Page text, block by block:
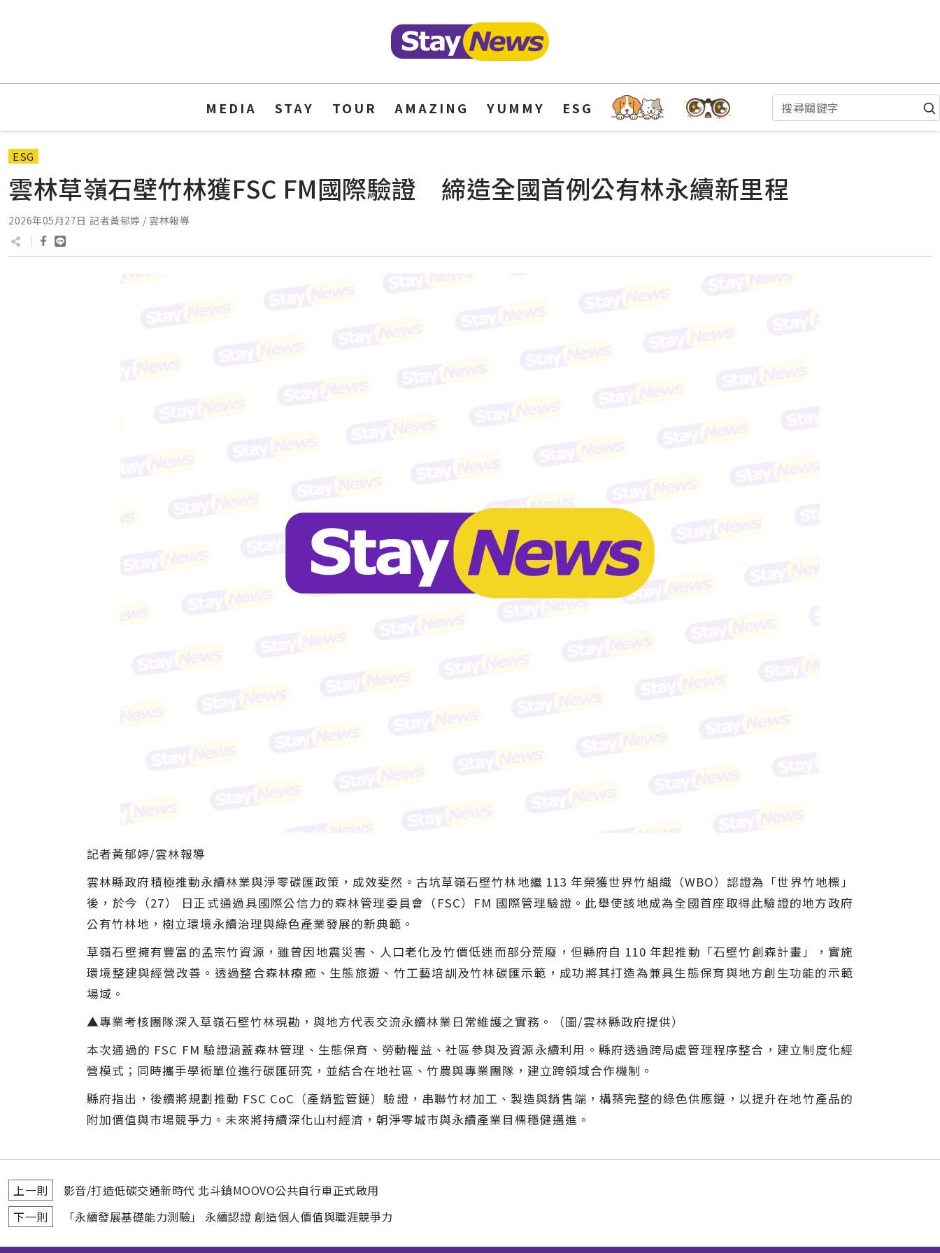
MEDIA STAY TOUR AMAZING YUMMY ESG
ESG
雲林草嶺石壁竹林獲FSC FM國際驗證 締造全國首例公有林永續新里程
2026年05月27日 記者黃郁婷 / 雲林報導
記者黃郁婷/雲林報導
雲林縣政府積極推動永續林業與淨零碳匯政策，成效斐然。古坑草嶺石壁竹林地繼 113 年榮獲世界竹組織（WBO）認證為「世界竹地標」
後，於今（27） 日正式通過具國際公信力的森林管理委員會（FSC）FM 國際管理驗證。此舉使該地成為全國首座取得此驗證的地方政府
公有竹林地，樹立環境永續治理與綠色產業發展的新典範。
草嶺石壁擁有豐富的孟宗竹資源，雖曾因地震災害、人口老化及竹價低迷而部分荒廢，但縣府自 110 年起推動「石壁竹創森計畫」，實施
環境整建與經營改善。透過整合森林療癒、生態旅遊、竹工藝培訓及竹林碳匯示範，成功將其打造為兼具生態保育與地方創生功能的示範
場域。
▲專業考核團隊深入草嶺石壁竹林現勘，與地方代表交流永續林業日常維護之實務。（圖/雲林縣政府提供）
本次通過的 FSC FM 驗證涵蓋森林管理、生態保育、勞動權益、社區參與及資源永續利用。縣府透過跨局處管理程序整合，建立制度化經
營模式；同時攜手學術單位進行碳匯研究，並結合在地社區、竹農與專業團隊，建立跨領域合作機制。
縣府指出，後續將規劃推動 FSC CoC（產銷監管鏈）驗證，串聯竹材加工、製造與銷售端，構築完整的綠色供應鏈，以提升在地竹產品的
附加價值與市場競爭力。未來將持續深化山村經濟，朝淨零城市與永續產業目標穩健邁進。
上一則
影音/打造低碳交通新時代 北斗鎮MOOVO公共自行車正式啟用
下一則
「永續發展基礎能力測驗」 永續認證 創造個人價值與職涯競爭力